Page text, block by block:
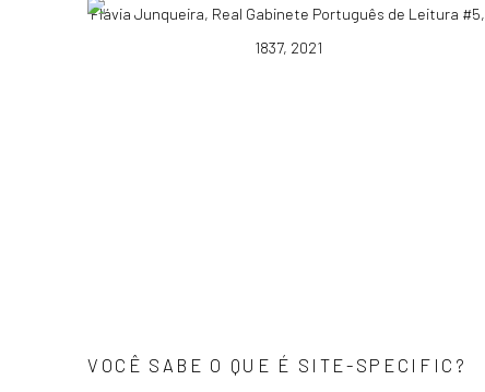
Flávia Junqueira, Real Gabinete Português de Leitura #5,
1837, 2021
VOCÊ SABE O QUE É SITE-SPECIFIC?